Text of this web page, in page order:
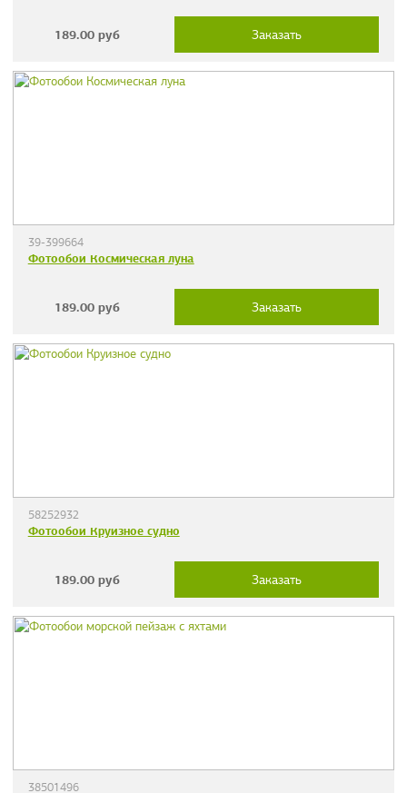
189.00 руб Заказать
39-399664
Фотообои Космическая луна
189.00 руб Заказать
58252932
Фотообои Круизное судно
189.00 руб Заказать
38501496